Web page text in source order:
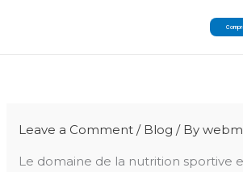
Leave a Comment / Blog / By
Le domaine de la nutrition sportive